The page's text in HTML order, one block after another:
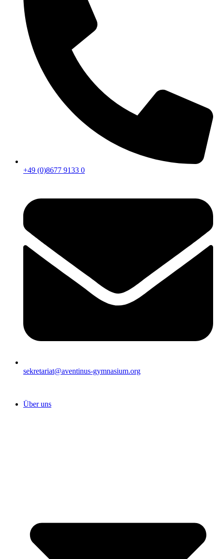
+49 (0)8677 9133 0
sekretariat@aventinus-gymnasium.org
Über uns